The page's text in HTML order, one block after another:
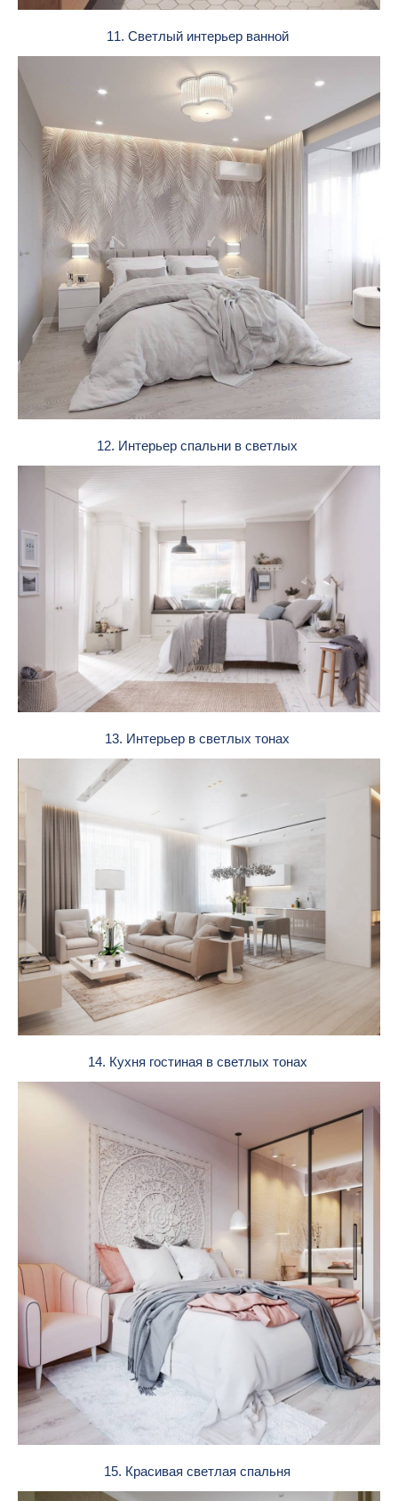
11. Светлый интерьер ванной
12. Интерьер спальни в светлых
13. Интерьер в светлых тонах
14. Кухня гостиная в светлых тонах
15. Красивая светлая спальня